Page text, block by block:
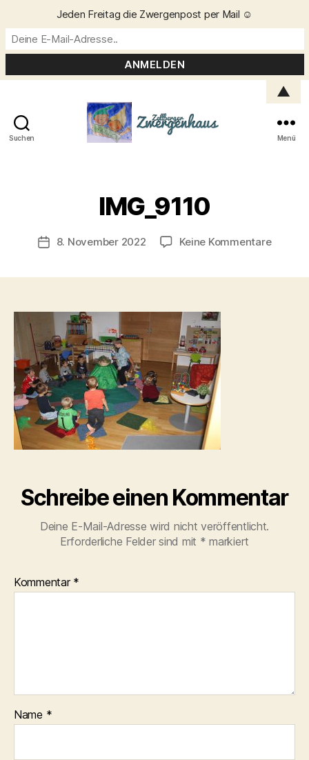
Suchen Menü
IMG_9110
Beitragsautor
n
C
ri
t
Veröffentlichungsdatum
8. November 2022 Keine Kommentarezu
Schreibe einen Kommentar
Deine E-Mail-Adresse wird nicht veröffentlicht.
Erforderliche Felder sind mit * markiert
Kommentar *
Name *
Jeden Freitag die Zwergenpost per Mail ☺️
▲